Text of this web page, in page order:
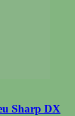
Sharp DX